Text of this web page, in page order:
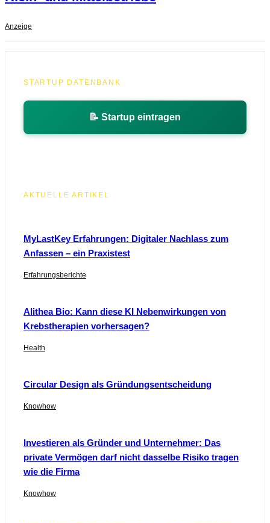
Anzeige
STARTUP DATENBANK
📝 Startup eintragen
AKTUELLE ARTIKEL
MyLastKey Erfahrungen: Digitaler Nachlass zum
Anfassen – ein Praxistest
Erfahrungsberichte
Alithea Bio: Kann diese KI Nebenwirkungen von
Krebstherapien vorhersagen?
Health
Circular Design als Gründungsentscheidung
Knowhow
Investieren als Gründer und Unternehmer: Das
private Vermögen darf nicht dasselbe Risiko tragen
wie die Firma
Knowhow